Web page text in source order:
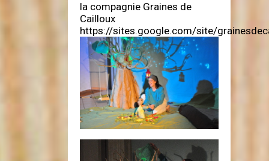
la compagnie Graines de
Cailloux
https://sites.google.com/site/